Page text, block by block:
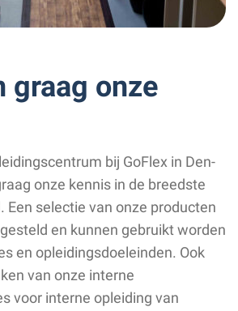
graag onze
bij GoFlex in Den-
onze kennis in de breedste
Een selectie van onze producten
en kunnen gebruikt worden
en opleidingsdoeleinden. Ook
van onze interne
voor interne opleiding van